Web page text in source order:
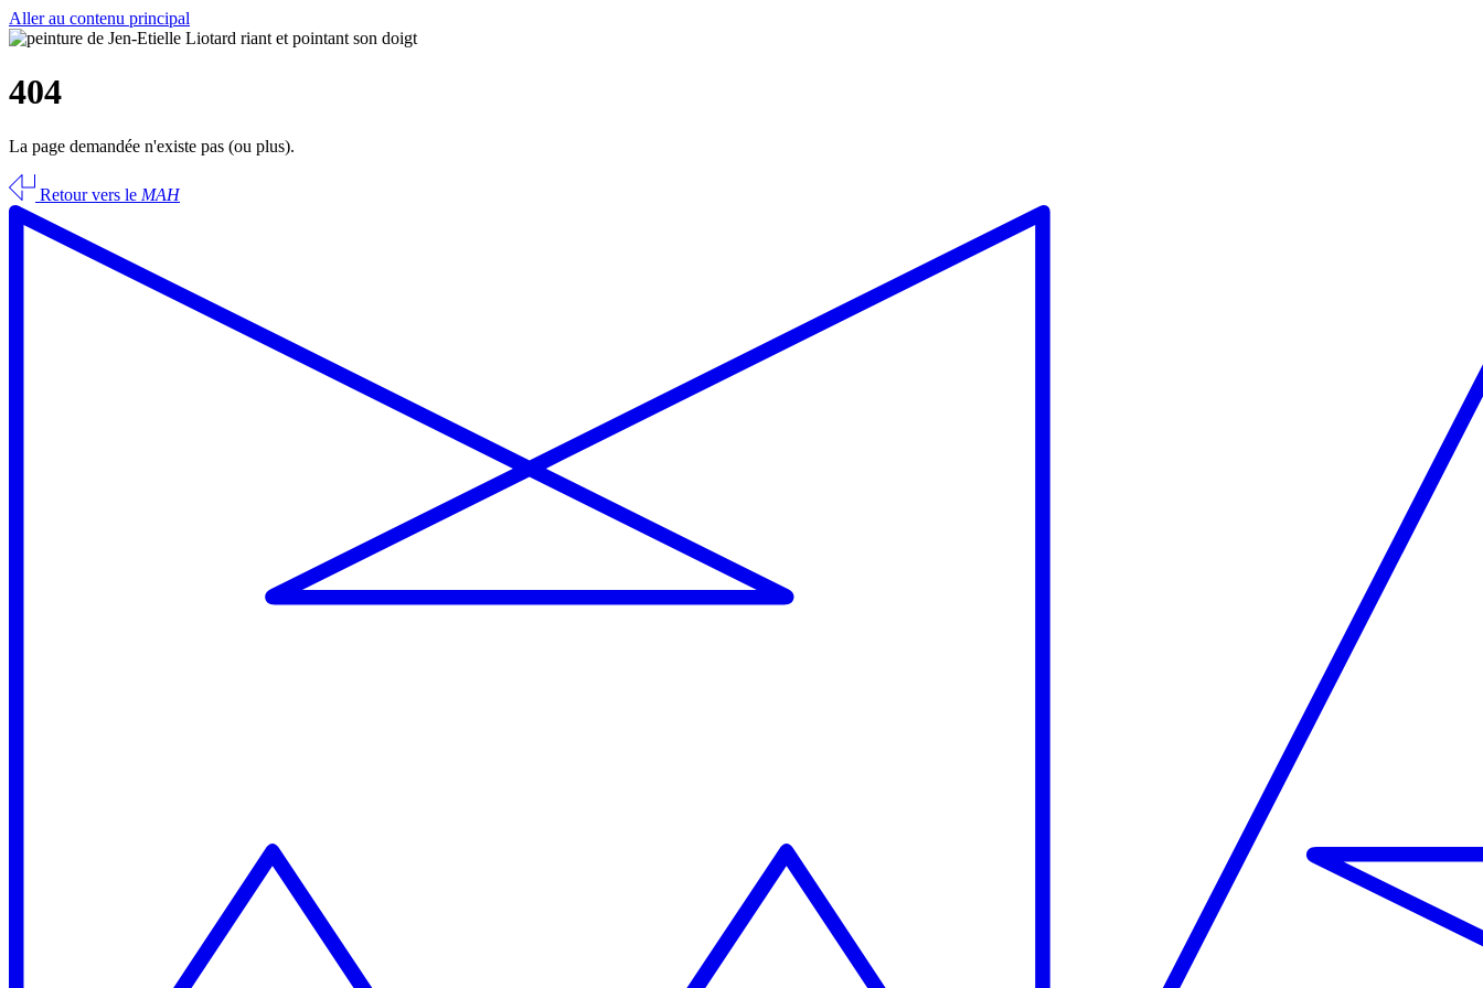
Aller au contenu principal
404
La page demandée n'existe pas (ou plus).
Retour vers le MAH